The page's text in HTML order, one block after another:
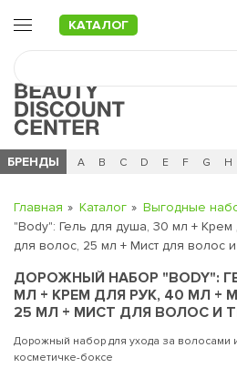
КАТАЛОГ
БРЕНДЫ
Ч 0 - 9 A B C D E F G H
Главная Каталог Выгодные
"Body": Гель для душа, 30 мл +
для волос, 25 мл + Мист для волос
ДОРОЖНЫЙ НАБОР "BODY":
МЛ + КРЕМ ДЛЯ РУК, 40 МЛ +
25 МЛ + МИСТ ДЛЯ ВОЛОС И
Дорожный набор для ухода за волосами
косметичке-боксе